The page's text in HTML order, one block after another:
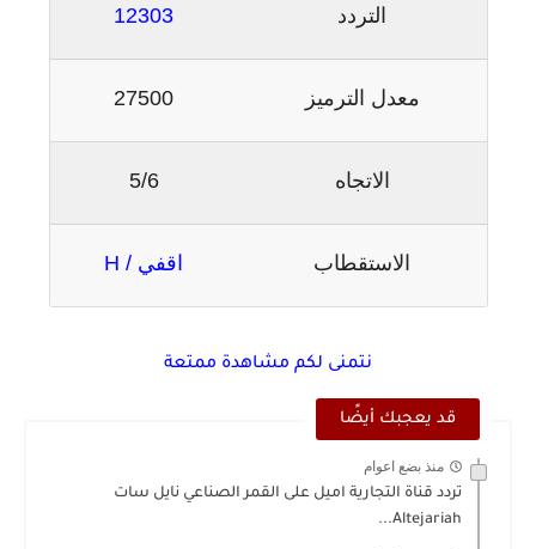
التردد 12303
معدل الترميز 27500
الاتجاه 5/6
الاستقطاب اقفي / H
نتمنى لكم مشاهدة ممتعة
قد يعجبك أيضًا
منذ بضع اعوام
تردد قناة التجارية اميل على القمر الصناعي نايل سات
Altejariah...